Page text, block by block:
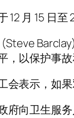
月 15 日至
以保护事故
表示，如
向卫生服